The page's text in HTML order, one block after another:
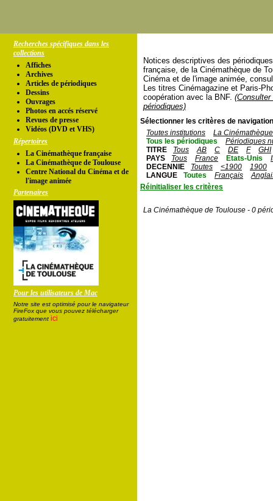
Recherches spécifiques dans les
collections
Affiches
Archives
Articles de périodiques
Dessins
Ouvrages
Photos en accés réservé
Revues de presse
Vidéos (DVD et VHS)
Répertoires
La Cinémathèque française
La Cinémathèque de Toulouse
Centre National du Cinéma et de
l'image animée
Partenaires
Pour les utilisateurs de Mac
Notre site est optimisé pour le navigateur
FireFox que vous pouvez télécharger
gratuitement ici
Notices descriptives des
française, de la Cinémathèque de
Cinéma et de l'image animée,
Les titres Cinémagazine et Paris-
coopération avec la BNF.
périodiques)
Sélectionner les critères de
Toutes institutions
La
Tous les périodiques
Périodiques
TITRE
Tous AB C DE F
GHI
PAYS
Tous France Etats-Unis
DECENNIE
Toutes <1900
1900
LANGUE
Toutes Français
Réinitialiser les critères
La Cinémathèque de Toulouse - 0